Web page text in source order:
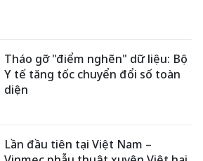
Tháo gỡ "điểm nghẽn" dữ liệu: Bộ
Y tế tăng tốc chuyển đổi số toàn
diện
Lần đầu tiên tại Việt Nam –